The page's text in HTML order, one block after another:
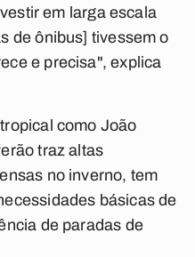
em larga escala
de ônibus] tivessem o
e precisa", explica
como João
traz altas
no inverno, tem
básicas de
de paradas de